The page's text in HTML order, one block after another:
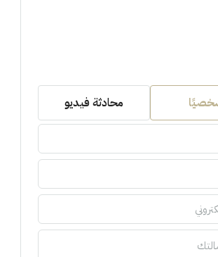
محادثة فيديو